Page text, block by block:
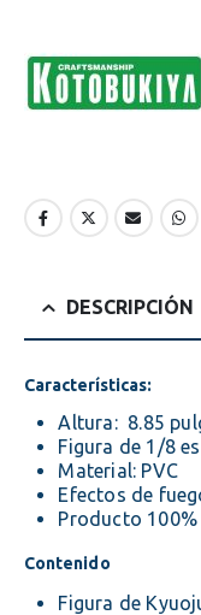
DESCRIPCIÓN
Características:
Altura: 8.85
Figura de 1/8
Material: PVC
Efectos de
Producto
Contenido
Figura de